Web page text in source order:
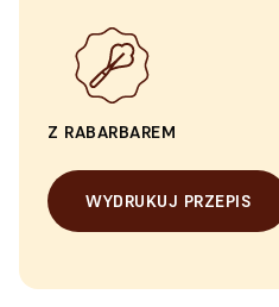
Z RABARBAREM
WYDRUKUJ PRZEPIS